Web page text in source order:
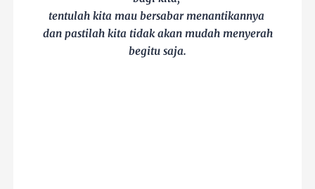
tentulah kita mau bersabar menantikannya
dan pastilah kita tidak akan mudah menyerah
begitu saja.